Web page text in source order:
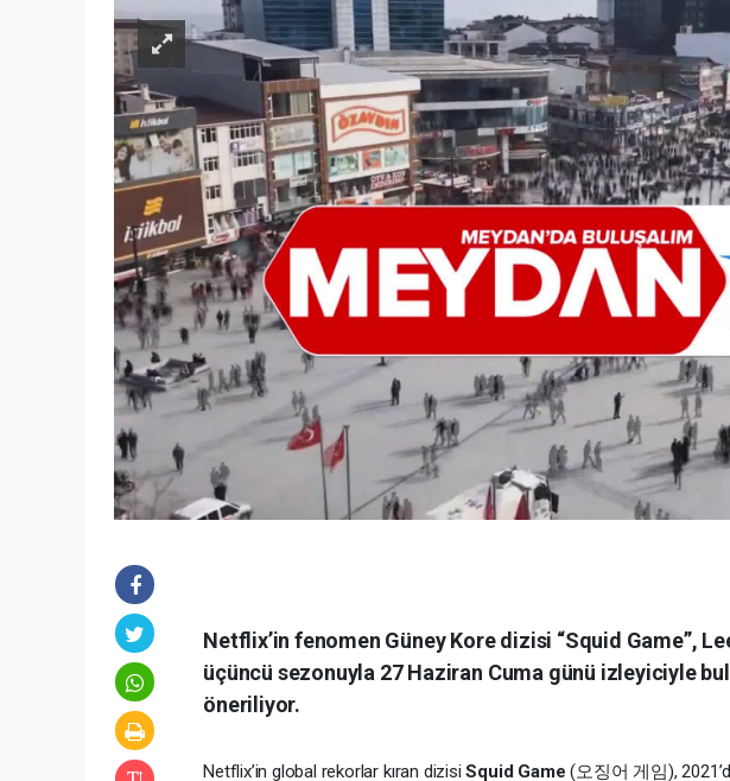
Netflix’in fenomen Güney Kore dizisi “Squid Game”,
üçüncü sezonuyla 27 Haziran Cuma günü izleyiciyle
öneriliyor.
Netflix’in global rekorlar kıran dizisiSquid Game (오징어 게임),